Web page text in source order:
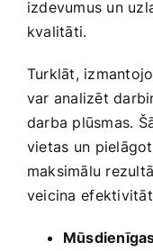
izdevumus un
kvalitāti.
Turklāt,
var analizēt
darba plūsmas.
vietas ⁢un
maksimālu
veicina⁣